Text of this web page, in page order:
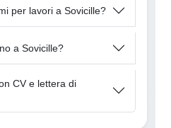
per lavori a Sovicille?
a Sovicille?
CV e lettera di